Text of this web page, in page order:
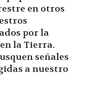
en otros
por la
la Tierra.
señales
a nuestro